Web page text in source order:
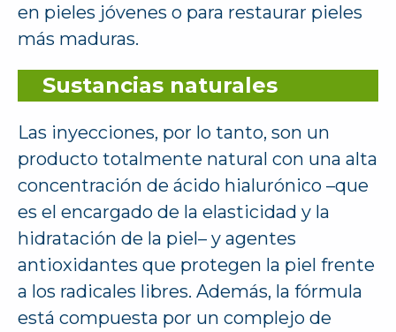
en pieles jóvenes o para restaurar pieles
más maduras.
Sustancias naturales
Las inyecciones, por lo tanto, son un
producto totalmente natural con una alta
concentración de ácido hialurónico –que
es el encargado de la elasticidad y la
hidratación de la piel– y agentes
antioxidantes que protegen la piel frente
a los radicales libres. Además, la fórmula
está compuesta por un complejo de